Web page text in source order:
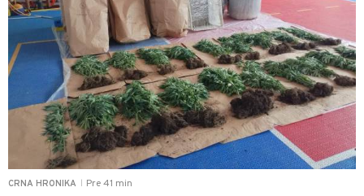
CRNA HRONIKA Pre 41 min